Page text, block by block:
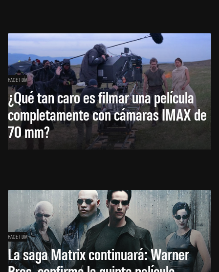
HACE 1 DÍA
¿Qué tan caro es filmar una película
completamente con cámaras IMAX de
70 mm?
HACE 1 DÍA
La saga Matrix continuará: Warner